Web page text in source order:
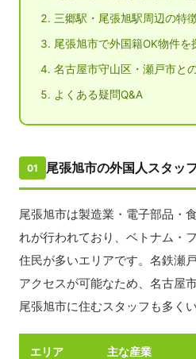
三郷駅・尾張旭駅周辺の特
尾張旭市で外国籍OK物件を
名古屋市守山区・瀬戸市と
よくある疑問Q&A
01 尾張旭市の外国人スタッ
尾張旭市は製造業・電子部品・
れが行われており、ベトナム・
住民が多いエリアです。名鉄瀬
アクセスが可能なため、名古屋
尾張旭市に住むスタッフも多くい
エリア 主な産業